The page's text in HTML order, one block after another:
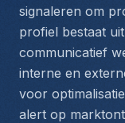
signaleren om
profiel bestaat
communicatief
interne en
voor
alert op